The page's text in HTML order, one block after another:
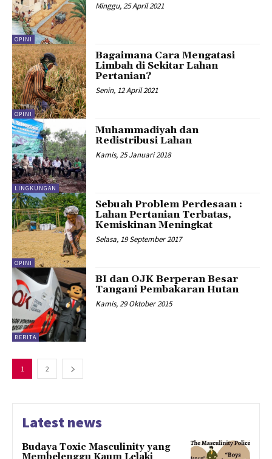
OPINI
Minggu, 25 April 2021
OPINI
Bagaimana Cara Mengatasi
Limbah di Sekitar Lahan
Pertanian?
Senin, 12 April 2021
LINGKUNGAN
Muhammadiyah dan
Redistribusi Lahan
Kamis, 25 Januari 2018
OPINI
Sebuah Problem Perdesaan :
Lahan Pertanian Terbatas,
Kemiskinan Meningkat
Selasa, 19 September 2017
BERITA
BI dan OJK Berperan Besar
Tangani Pembakaran Hutan
Kamis, 29 Oktober 2015
1 2
Latest news
Budaya Toxic Masculinity yang